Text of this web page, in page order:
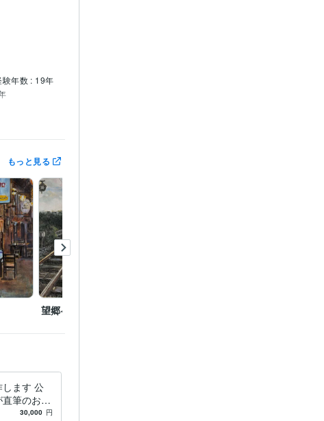
験年数 : 19年
賞
第3回
もっと見る
望郷への道
ます 公
筆のお好
ます。30,000 円